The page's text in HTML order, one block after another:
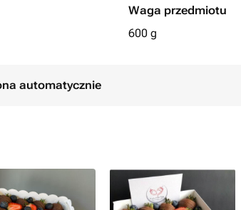
Waga przedmiotu
600 g
automatycznie